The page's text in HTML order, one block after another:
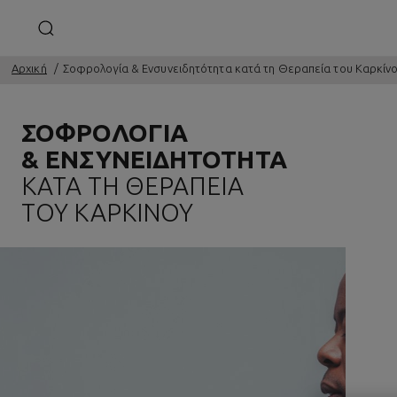
Αρχική Σοφρολογία & Ενσυνειδητότητα κατά τη Θεραπεία του
ΣΟΦΡΟΛΟΓΊΑ
& ΕΝΣΥΝΕΙΔΗΤΌΤΗΤΑ
ΚΑΤΆ ΤΗ ΘΕΡΑΠΕΊΑ
ΤΟΥ ΚΑΡΚΊΝΟΥ